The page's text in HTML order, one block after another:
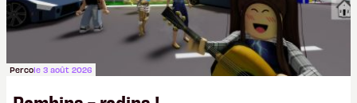
Percole 3 août 2026